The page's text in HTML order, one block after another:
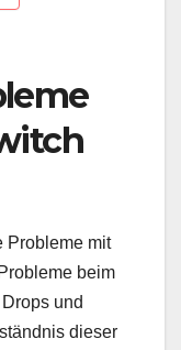
Probleme mit
beim
und
dieser